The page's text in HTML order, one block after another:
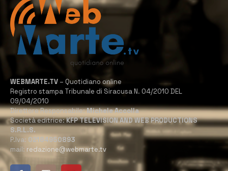
WEBMARTE.TV – Quotidiano online
Registro stampa Tribunale di Siracusa N. 04/2010 DEL
09/04/2010
Direttore Responsabile:Michele Accolla
Società editrice:KFP TELEVISION AND WEB PRODUCTIONS
S.R.L.S.
P.Iva: 02184950893
mail: redazione@webmarte.tv